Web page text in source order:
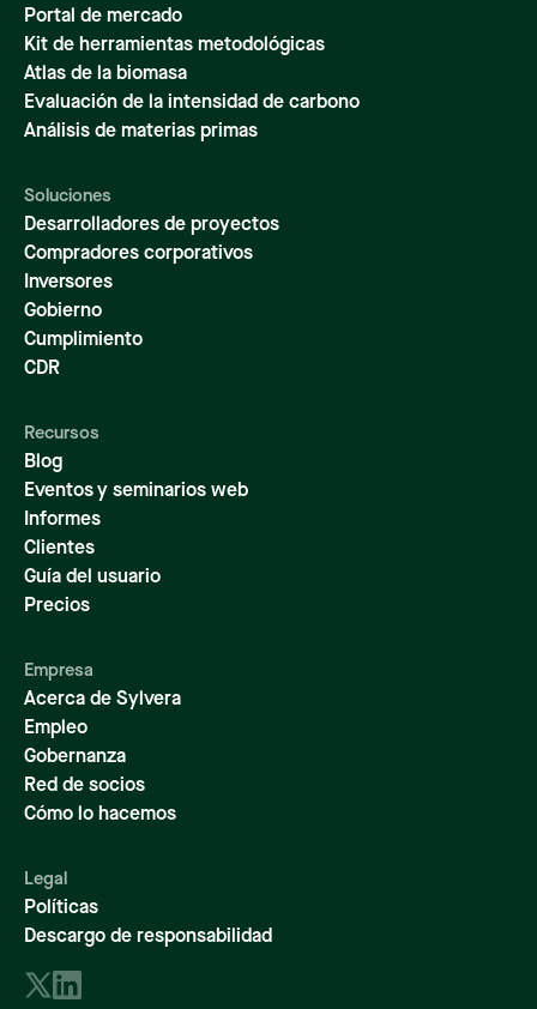
Portal de mercado
Kit de herramientas metodológicas
Atlas de la biomasa
Evaluación de la intensidad de carbono
Análisis de materias primas
Soluciones
Desarrolladores de proyectos
Compradores corporativos
Inversores
Gobierno
Cumplimiento
CDR
Recursos
Blog
Eventos y seminarios web
Informes
Clientes
Guía del usuario
Precios
Empresa
Acerca de Sylvera
Empleo
Gobernanza
Red de socios
Cómo lo hacemos
Legal
Políticas
Descargo de responsabilidad